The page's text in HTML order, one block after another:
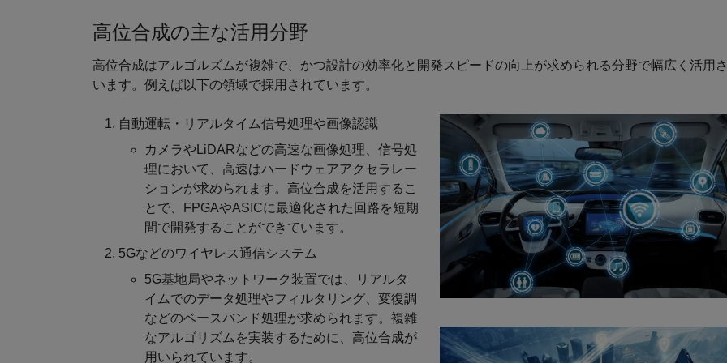
高位合成の主な活用分野
高位合成はアルゴルズムが複雑で、かつ設計の効率化と開発スピードの向上が求められる分野で幅広く活用
います。例えば以下の領域で採用されています。
自動運転・リアルタイム信号処理や画像認識
カメラやLiDARなどの高速な画像処理、信号処
理において、高速はハードウェアアクセラレー
ションが求められます。高位合成を活用するこ
とで、FPGAやASICに最適化された回路を短期
間で開発することができています。
5Gなどのワイヤレス通信システム
5G基地局やネットワーク装置では、リアルタ
イムでのデータ処理やフィルタリング、変復調
などのベースバンド処理が求められます。複雑
なアルゴリズムを実装するために、高位合成が
用いられています。